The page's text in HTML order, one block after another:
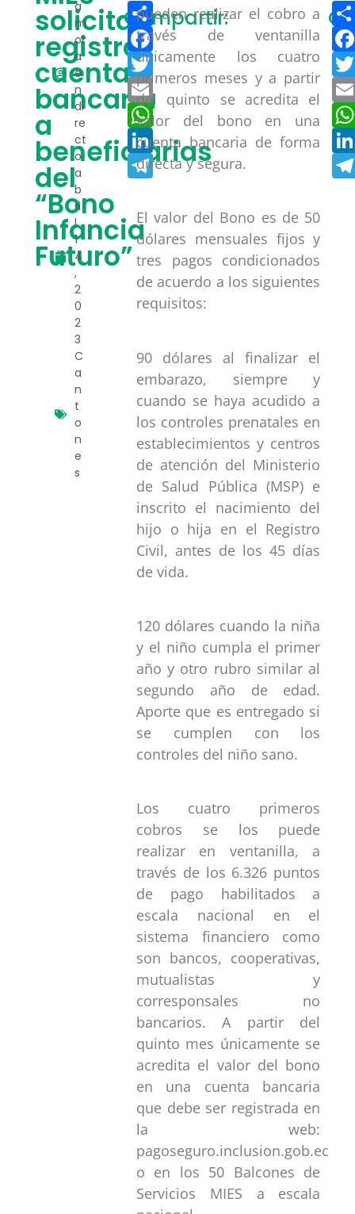
solicita
registrar
cuenta
bancaria
a
beneficiarias
del
“Bono
Infancia
Futuro”
a
m
or
a
e
n
di
re
ct
o
a
b
ri
l
1
4
,
2
0
2
3
C
a
n
t
o
n
e
s
Compartir:
Compartir
Facebook
Twitter
Email
WhatsApp
LinkedIn
Telegram
pueden realizar el cobro a
través de ventanilla
únicamente los cuatro
primeros meses y a partir
del quinto se acredita el
valor del bono en una
cuenta bancaria de forma
directa y segura.
El valor del Bono es de 50
dólares mensuales fijos y
tres pagos condicionados
de acuerdo a los siguientes
requisitos:
90 dólares al finalizar el
embarazo, siempre y
cuando se haya acudido a
los controles prenatales en
establecimientos y centros
de atención del Ministerio
de Salud Pública (MSP) e
inscrito el nacimiento del
hijo o hija en el Registro
Civil, antes de los 45 días
de vida.
120 dólares cuando la niña
y el niño cumpla el primer
año y otro rubro similar al
segundo año de edad.
Aporte que es entregado si
se cumplen con los
controles del niño sano.
Los cuatro primeros
cobros se los puede
realizar en ventanilla, a
través de los 6.326 puntos
de pago habilitados a
escala nacional en el
sistema financiero como
son bancos, cooperativas,
mutualistas y
corresponsales no
bancarios. A partir del
quinto mes únicamente se
acredita el valor del bono
en una cuenta bancaria
que debe ser registrada en
la web:
pagoseguro.inclusion.gob.ec
o en los 50 Balcones de
Servicios MIES a escala